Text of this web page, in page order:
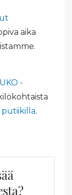
aika
-
putiikilla.